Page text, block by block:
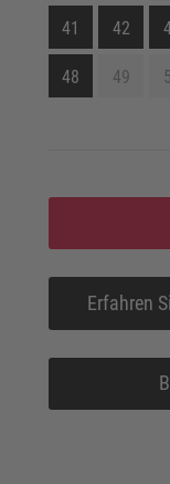
41 42
48 49
Erfahren